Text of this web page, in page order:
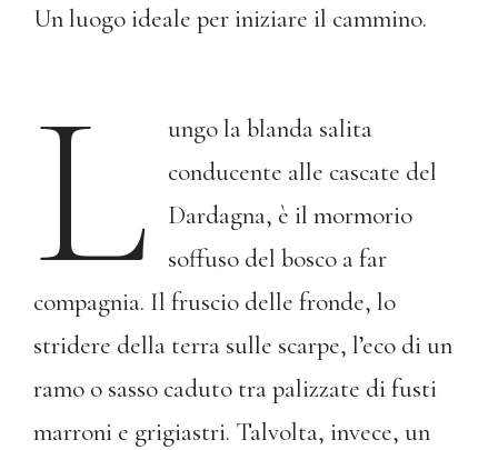
Un luogo ideale per iniziare il cammino.
L
ungo la blanda salita
conducente alle cascate del
Dardagna, è il mormorio
soffuso del bosco a far
compagnia. Il fruscio delle fronde, lo
stridere della terra sulle scarpe, l’eco di un
ramo o sasso caduto tra palizzate di fusti
marroni e grigiastri. Talvolta, invece, un